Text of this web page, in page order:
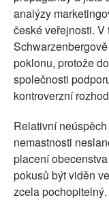
analýzy
české veřejnosti.
poklonu, protože
společnosti
kontroverzní
Relativní
nemastnosti
placení
pokusů být viděn
zcela pochopitelný.